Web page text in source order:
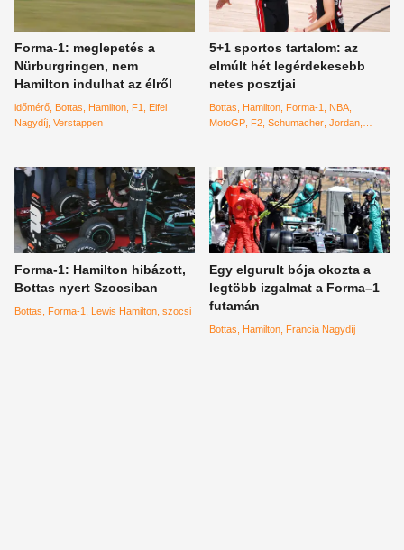
Forma-1: meglepetés a
Nürburgringen, nem
Hamilton indulhat az élről
időmérő Bottas Hamilton F1
Eifel
Nagydíj Verstappen
5+1 sportos tartalom: az
elmúlt hét legérdekesebb
netes posztjai
Bottas Hamilton Forma-1
NBA
MotoGP F2 Schumacher Jordan
Forma-1: Hamilton hibázott,
Bottas nyert Szocsiban
Bottas Forma-1 Lewis Hamilton szocsi
Egy elgurult bója okozta a
legtöbb izgalmat a Forma–1
futamán
Bottas Hamilton Francia Nagydíj